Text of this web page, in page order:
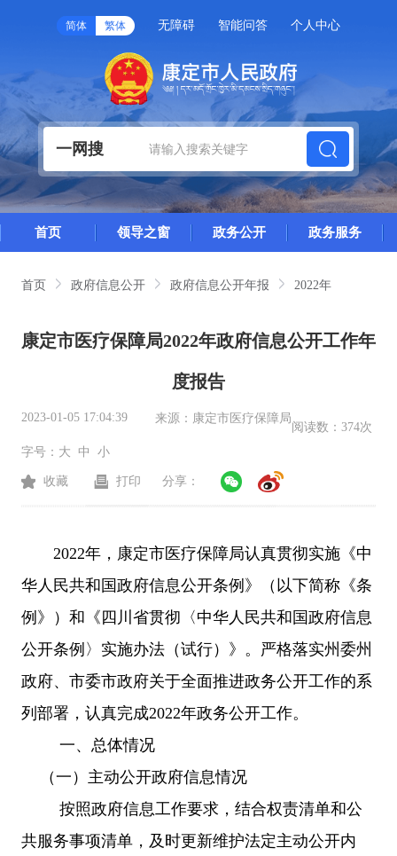
简体 繁体 无障碍 智能问答 个人中心
一网搜
首页 领导之窗 政务公开 政务服务
首页 政府信息公开 政府信息公开年报 2022年
康定市医疗保障局2022年政府信息公开工作年
度报告
2023-01-05 17:04:39 来源： 康定市医疗保障局
阅读数： 374次
字号： 大 中 小
收藏 打印 分享：
2022年， 康定市医疗保障局认真贯彻实施《中
华人民共和国政府信息公开条例》（以下简称《条
例》）和《四川省贯彻〈中华人民共和国政府信息
公开条例〉实施办法（试行）》。 严格落实州委州
政府、市委市政府关于全面推进政务公开工作的系
列部署， 认真完成2022年政务公开工作。
一、总体情况
（一 ）主动公开政府信息情况
按照政府信息工作要求，结合权责清单和公
共服务事项清单，及时更新维护法定主动公开内